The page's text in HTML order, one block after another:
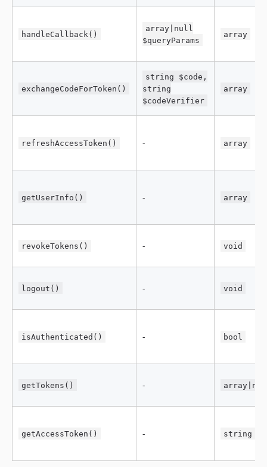
handleCallback()
array|null
$queryParams
array
exchangeCodeForToken()
string $code,
string
$codeVerifier
array
refreshAccessToken() - array
getUserInfo() - array
revokeTokens() - void
logout() - void
isAuthenticated() - bool
getTokens() -
getAccessToken() - string